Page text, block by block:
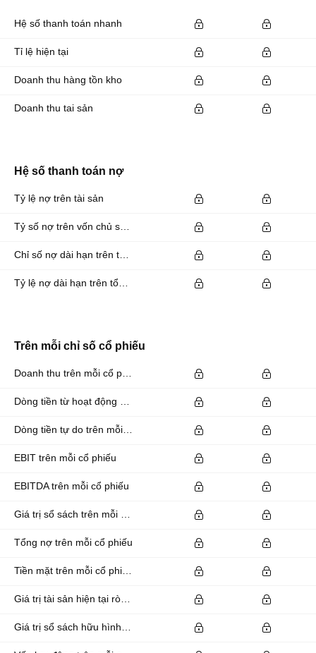
Hệ số thanh toán nhanh
Tỉ lệ hiện tại
Doanh thu hàng tồn kho
Doanh thu tai sản
Hệ số thanh toán nợ
Tỷ lệ nợ trên tài sản
Trên mỗi chỉ số cổ phiếu
EBIT trên mỗi cổ phiếu
EBITDA trên mỗi cổ phiếu
Tổng nợ trên mỗi cổ phiếu